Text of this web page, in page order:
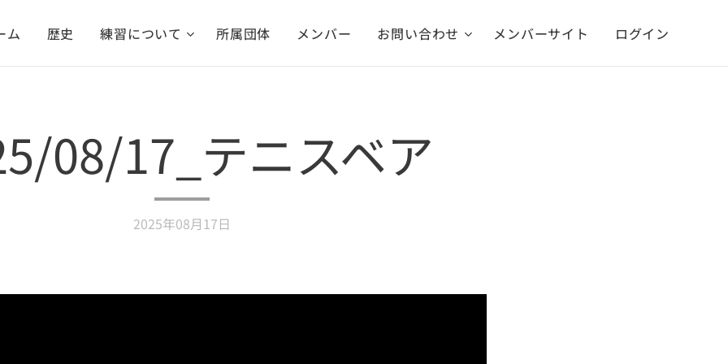
ム 歴史 練習について 所属団体 メンバー お問い合わせ メンバーサイト ログイン
08/17_テニスベア
2025年08月17日